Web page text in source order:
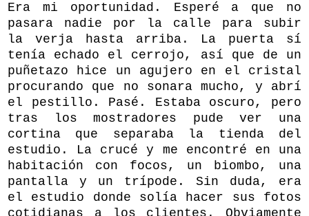
Era mi oportunidad. Esperé a que no
pasara nadie por la calle para subir
la verja hasta arriba. La puerta sí
tenía echado el cerrojo, así que de un
puñetazo hice un agujero en el cristal
procurando que no sonara mucho, y abrí
el pestillo. Pasé. Estaba oscuro, pero
tras los mostradores pude ver una
cortina que separaba la tienda del
estudio. La crucé y me encontré en una
habitación con focos, un biombo, una
pantalla y un trípode. Sin duda, era
el estudio donde solía hacer sus fotos